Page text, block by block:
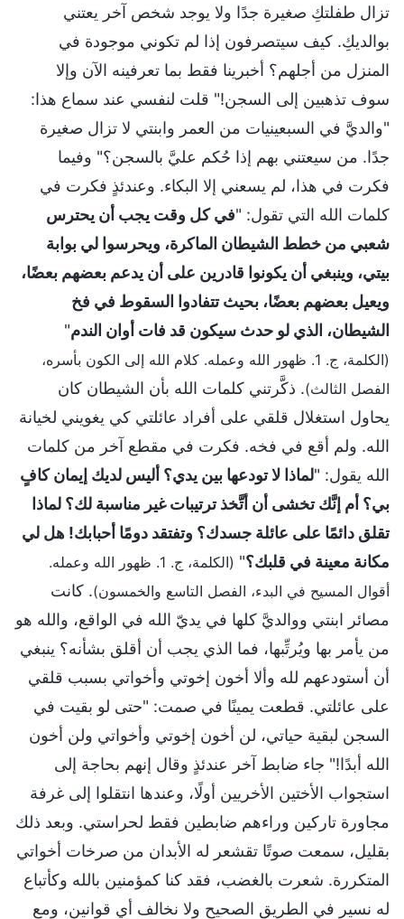
تزال طفلتكِ صغيرة جدًا ولا يوجد شخص آخر يعتني
بوالديكِ. كيف سيتصرفون إذا لم تكوني موجودة في
المنزل من أجلهم؟ أخبرينا فقط بما تعرفينه الآن وإلا
سوف تذهبين إلى السجن!" قلت لنفسي عند سماع هذا:
"والديَّ في السبعينيات من العمر وابنتي لا تزال صغيرة
جدًا. من سيعتني بهم إذا حُكم عليَّ بالسجن؟" وفيما
فكرت في هذا، لم يسعني إلا البكاء. وعندئذٍ فكرت في
كلمات الله التي تقول: "في كل وقت يجب أن يحترس
شعبي من خطط الشيطان الماكرة، ويحرسوا لي بوابة
بيتي، وينبغي أن يكونوا قادرين على أن يدعم بعضهم بعضًا،
ويعيل بعضهم بعضًا، بحيث تتفادوا السقوط في فخ
الشيطان، الذي لو حدث سيكون قد فات أوان الندم"
(الكلمة، ج. 1. ظهور الله وعمله. كلام الله إلى الكون بأسره،
الفصل الثالث). ذكَّرتني كلمات الله بأن الشيطان كان
يحاول استغلال قلقي على أفراد عائلتي كي يغويني لخيانة
الله. ولم أقع في فخه. فكرت في مقطع آخر من كلمات
الله يقول: "لماذا لا تودعها بين يدي؟ أليس لديك إيمان كافٍ
بي؟ أم إنَّك تخشى أن أتَّخذ ترتيبات غير مناسبة لك؟ لماذا
تقلق دائمًا على عائلة جسدك؟ وتفتقد دومًا أحبابك! هل لي
مكانة معينة في قلبك؟"
(الكلمة، ج. 1. ظهور الله وعمله.
أقوال المسيح في البدء، الفصل التاسع والخمسون). كانت
مصائر ابنتي ووالديَّ كلها في يديّ الله في الواقع، والله هو
من يأمر بها ويُرتِّبها، فما الذي يجب أن أقلق بشأنه؟ ينبغي
أن أستودعهم لله وألا أخون إخوتي وأخواتي بسبب قلقي
على عائلتي. قطعت يمينًا في صمت: "حتى لو بقيت في
السجن لبقية حياتي، لن أخون إخوتي وأخواتي ولن أخون
الله أبدًا!" جاء ضابط آخر عندئذٍ وقال إنهم بحاجة إلى
استجواب الأختين الأخريين أولًا، وعندها انتقلوا إلى غرفة
مجاورة تاركين وراءهم ضابطين فقط لحراستي. وبعد ذلك
بقليل، سمعت صوتًا تقشعر له الأبدان من صرخات أخواتي
المتكررة. شعرت بالغضب، فقد كنا كمؤمنين بالله وكأتباع
له نسير في الطريق الصحيح ولا نخالف أي قوانين، ومع